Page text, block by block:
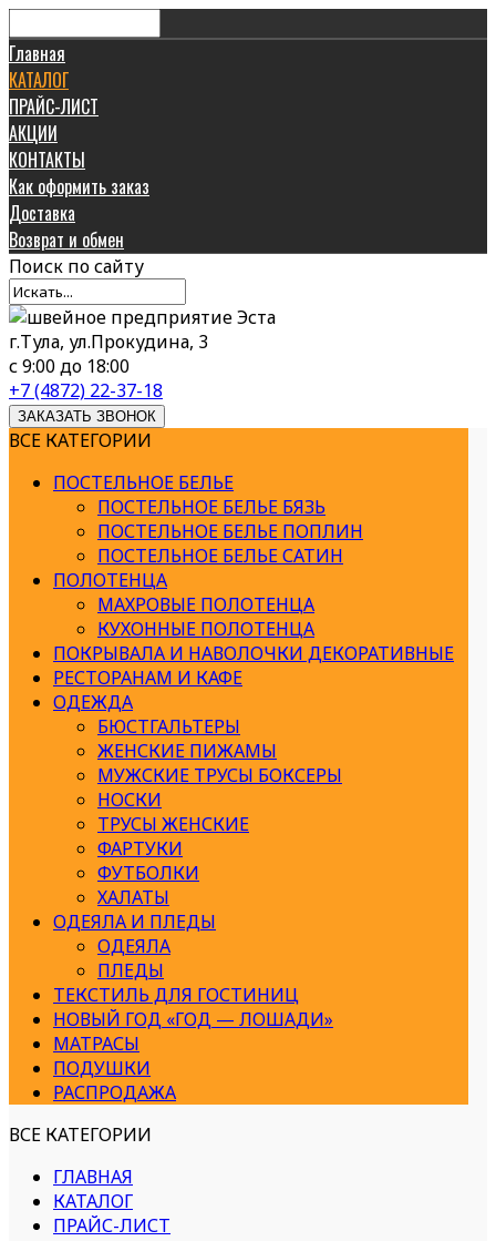
Главная
КАТАЛОГ
ПРАЙС-ЛИСТ
АКЦИИ
КОНТАКТЫ
Как оформить заказ
Доставка
Возврат и обмен
Поиск по сайту
г.Тула, ул.Прокудина, 3
с 9:00 до 18:00
+7 (4872) 22-37-18
ЗАКАЗАТЬ ЗВОНОК
ВСЕ КАТЕГОРИИ
ПОСТЕЛЬНОЕ БЕЛЬЕ
ПОСТЕЛЬНОЕ БЕЛЬЕ БЯЗЬ
ПОСТЕЛЬНОЕ БЕЛЬЕ ПОПЛИН
ПОСТЕЛЬНОЕ БЕЛЬЕ САТИН
ПОЛОТЕНЦА
МАХРОВЫЕ ПОЛОТЕНЦА
КУХОННЫЕ ПОЛОТЕНЦА
ПОКРЫВАЛА И НАВОЛОЧКИ ДЕКОРАТИВНЫЕ
РЕСТОРАНАМ И КАФЕ
ОДЕЖДА
БЮСТГАЛЬТЕРЫ
ЖЕНСКИЕ ПИЖАМЫ
МУЖСКИЕ ТРУСЫ БОКСЕРЫ
НОСКИ
ТРУСЫ ЖЕНСКИЕ
ФАРТУКИ
ФУТБОЛКИ
ХАЛАТЫ
ОДЕЯЛА И ПЛЕДЫ
ОДЕЯЛА
ПЛЕДЫ
ТЕКСТИЛЬ ДЛЯ ГОСТИНИЦ
НОВЫЙ ГОД «ГОД — ЛОШАДИ»
МАТРАСЫ
ПОДУШКИ
РАСПРОДАЖА
ВСЕ КАТЕГОРИИ
ГЛАВНАЯ
КАТАЛОГ
ПРАЙС-ЛИСТ